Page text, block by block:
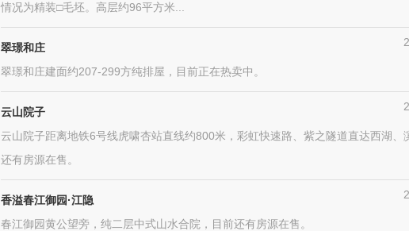
情况为精装□毛坯。高层约96平方米...
翠璟和庄
翠璟和庄建面约207-299方纯排屋，目前正在热卖中。
云山院子
云山院子距离地铁6号线虎啸杏站直线约800米，彩虹快速路、紫之隧道直达西湖、
还有房源在售。
香溢春江御园·江隐
春江御园黄公望旁，纯二层中式山水合院，目前还有房源在售。